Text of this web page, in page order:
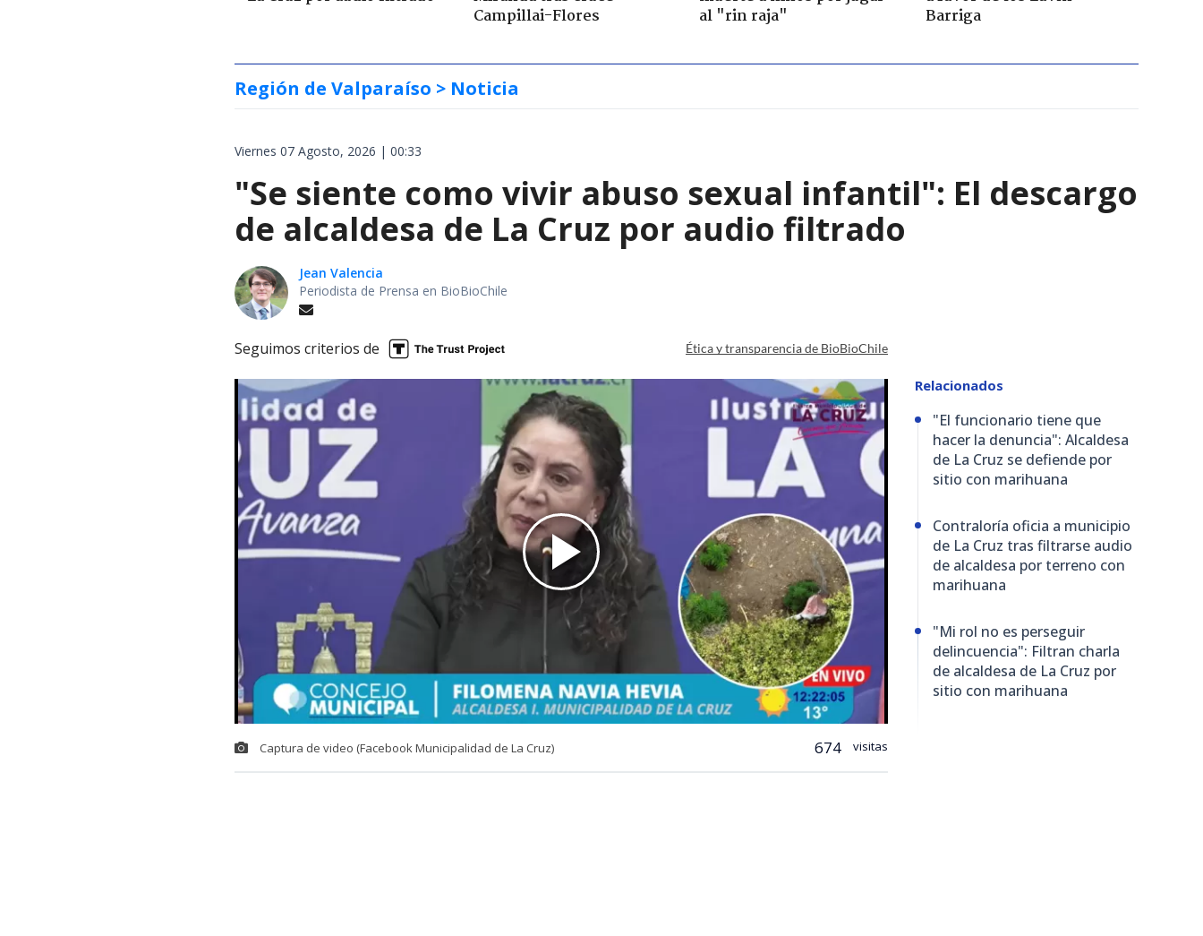
Campillai-Flores
al "rin raja"
Barriga
Región de Valparaíso > Noticia
Viernes 07 Agosto, 2026 | 00:33
"Se siente como vivir abuso sexual infantil": El descargo
de alcaldesa de La Cruz por audio filtrado
Jean Valencia
Periodista de Prensa en BioBioChile
Seguimos criterios de Ética y transparencia de BioBioChile
Captura de video (Facebook Municipalidad de La Cruz) 674 visitas
Relacionados
"El funcionario tiene que
hacer la denuncia": Alcaldesa
de La Cruz se defiende por
sitio con marihuana
Contraloría oficia a municipio
de La Cruz tras filtrarse audio
de alcaldesa por terreno con
marihuana
"Mi rol no es perseguir
delincuencia": Filtran charla
de alcaldesa de La Cruz por
sitio con marihuana